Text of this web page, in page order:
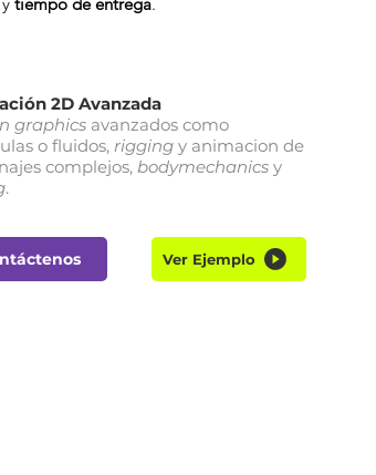
Ver Ejemplo
2D Avanzada
graphicsavanzados como
o fluidos, rigging y animacion de
complejos, bodymechanics y
.